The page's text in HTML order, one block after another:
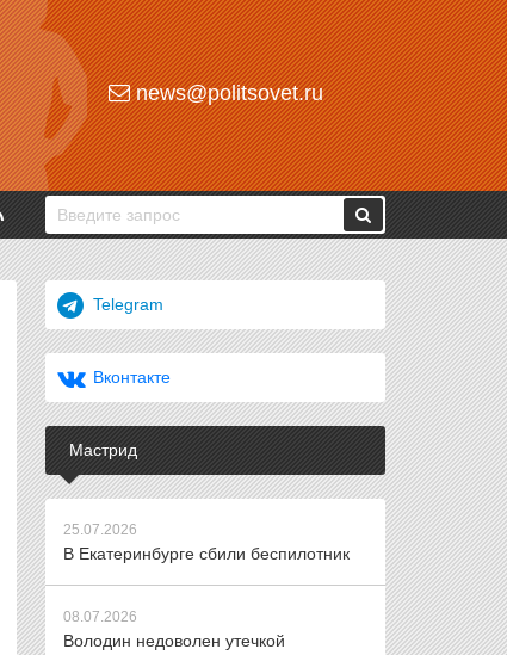
news@politsovet.ru
Telegram
Вконтакте
Мастрид
25.07.2026
В Екатеринбурге сбили беспилотник
08.07.2026
Володин недоволен утечкой